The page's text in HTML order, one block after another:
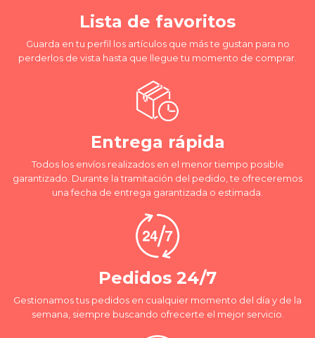
Lista de favoritos
Guarda en tu perfil los artículos que más te gustan para no
perderlos de vista hasta que llegue tu momento de comprar.
Entrega rápida
Todos los envíos realizados en el menor tiempo posible
garantizado. Durante la tramitación del pedido, te ofreceremos
una fecha de entrega garantizada o estimada.
Pedidos 24/7
Gestionamos tus pedidos en cualquier momento del día y de la
semana, siempre buscando ofrecerte el mejor servicio.